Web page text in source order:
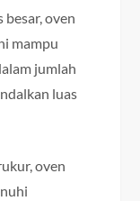
besar, oven
mampu
jumlah
luas
oven